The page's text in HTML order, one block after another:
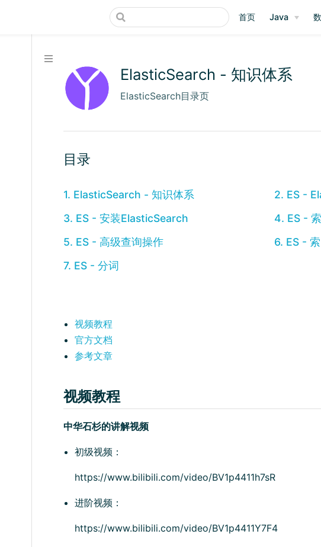
首页 Java
ElasticSearch - 知识体系
ElasticSearch目录页
目录
1. ElasticSearch - 知识体系
2. ES -
3. ES - 安装ElasticSearch
4. ES -
5. ES - 高级查询操作
6. ES -
7. ES - 分词
视频教程
官方文档
参考文章
视频教程
中华石杉的讲解视频
初级视频：
https://www.bilibili.com/video/BV1p4411h7sR
进阶视频：
https://www.bilibili.com/video/BV1p4411Y7F4